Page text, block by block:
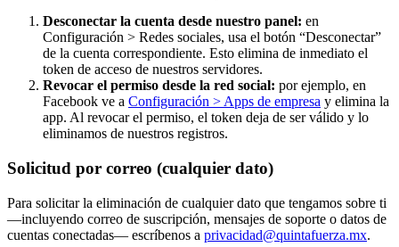
Desconectar la cuenta desde nuestro panel: en
Configuración > Redes sociales, usa el botón “Desconectar”
de la cuenta correspondiente. Esto elimina de inmediato el
token de acceso de nuestros servidores.
Revocar el permiso desde la red social: por ejemplo, en
Facebook ve a Configuración > Apps de empresa y elimina la
app. Al revocar el permiso, el token deja de ser válido y lo
eliminamos de nuestros registros.
Solicitud por correo (cualquier dato)
Para solicitar la eliminación de cualquier dato que tengamos sobre ti
—incluyendo correo de suscripción, mensajes de soporte o datos de
cuentas conectadas— escríbenos a privacidad@quintafuerza.mx.